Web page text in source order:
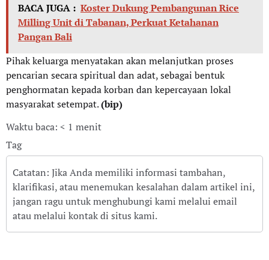
BACA JUGA : Koster Dukung Pembangunan Rice
Milling Unit di Tabanan, Perkuat Ketahanan
Pangan Bali
Pihak keluarga menyatakan akan melanjutkan proses
pencarian secara spiritual dan adat, sebagai bentuk
penghormatan kepada korban dan kepercayaan lokal
masyarakat setempat.(bip)
Waktu baca: < 1 menit
Tag
Catatan: Jika Anda memiliki informasi tambahan,
klarifikasi, atau menemukan kesalahan dalam artikel ini,
jangan ragu untuk menghubungi kami melalui email
atau melalui kontak di situs kami.